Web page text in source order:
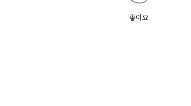
좋아요